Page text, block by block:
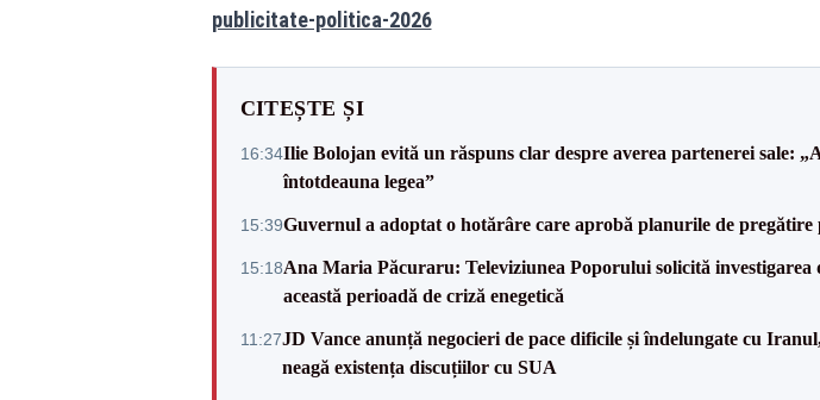
publicitate-politica-2026
CITEȘTE ȘI
16:34Ilie Bolojan evită un răspuns clar despre averea partenerei sale:
întotdeauna legea”
15:39Guvernul a adoptat o hotărâre care aprobă planurile de
15:18Ana Maria Păcuraru: Televiziunea Poporului solicită investigarea
această perioadă de criză enegetică
11:27JD Vance anunță negocieri de pace dificile și îndelungate cu
neagă existența discuțiilor cu SUA